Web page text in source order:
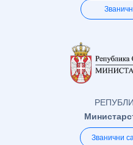
Званични